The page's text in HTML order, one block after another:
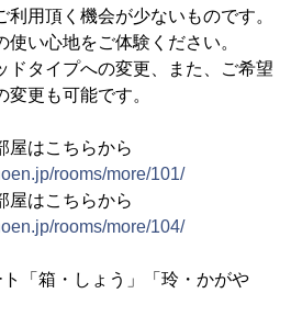
用頂く機会が少ないものです。
い心地をご体験ください。
ドタイプへの変更、また、ご希望
更も可能です。
はこちらから
rooms/more/101/
はこちらから
rooms/more/104/
「箱・しょう」「玲・かがや